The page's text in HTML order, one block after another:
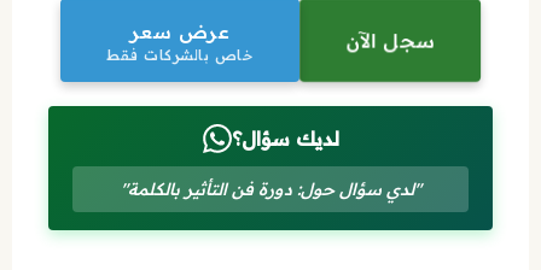
سجل الآن عرض سعر
خاص بالشركات فقط
لديك سؤال؟
"لدي سؤال حول: دورة فن التأثير بالكلمة"